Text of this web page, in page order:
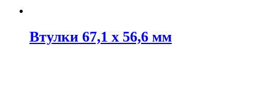
Втулки 67,1 х 56,6 мм